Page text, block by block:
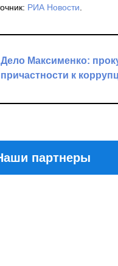
РИА Новости.
Дело Максименко:
причастности к
партнеры